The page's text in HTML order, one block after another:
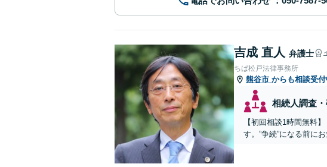
吉成 直人 弁護士
ちば松戸法律事務所
熊谷市 からも相談受付
相続人調査
【初回相談1時間無料
す。”争続”になる前に